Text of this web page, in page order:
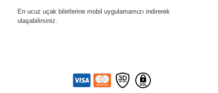
En ucuz uçak biletlerine mobil uygulamamızı indirerek
ulaşabilirsiniz.